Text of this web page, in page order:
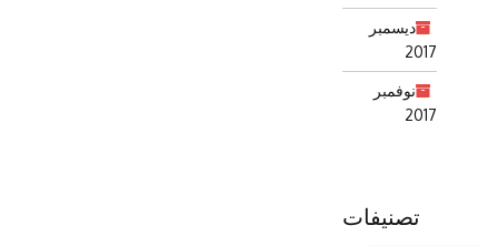
ديسمبر
2017
نوفمبر
2017
تصنيفات